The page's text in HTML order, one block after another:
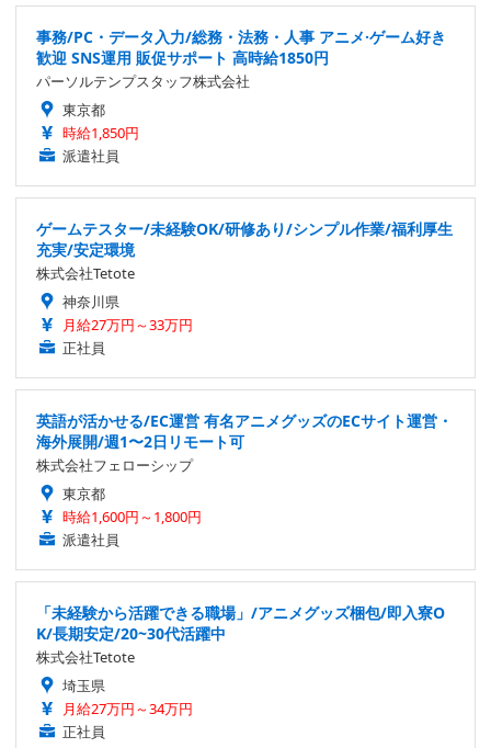
事務/PC・データ入力/総務・法務・人事 アニメ·ゲーム好き
歓迎 SNS運用 販促サポート 高時給1850円
パーソルテンプスタッフ株式会社
東京都
時給1,850円
派遣社員
ゲームテスター/未経験OK/研修あり/シンプル作業/福利厚生
充実/安定環境
株式会社Tetote
神奈川県
月給27万円～33万円
正社員
英語が活かせる/EC運営 有名アニメグッズのECサイト運営・
海外展開/週1〜2日リモート可
株式会社フェローシップ
東京都
時給1,600円～1,800円
派遣社員
「未経験から活躍できる職場」/アニメグッズ梱包/即入寮O
K/長期安定/20~30代活躍中
株式会社Tetote
埼玉県
月給27万円～34万円
正社員